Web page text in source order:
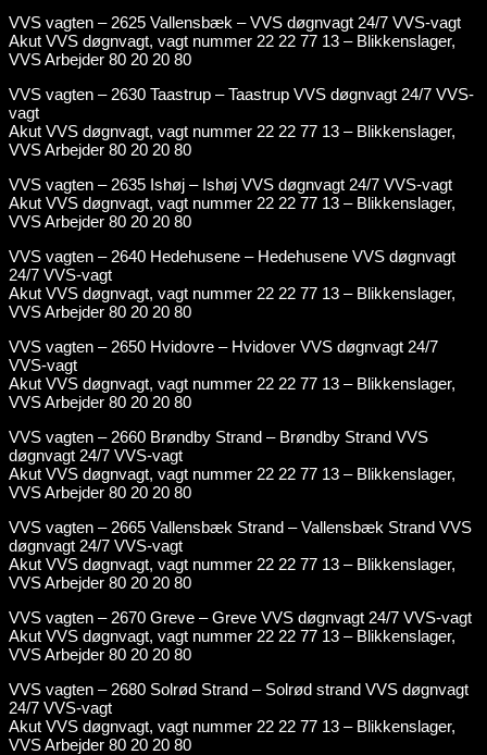
VVS vagten – 2625 Vallensbæk – VVS døgnvagt 24/7 VVS-vagt
Akut VVS døgnvagt, vagt nummer 22 22 77 13 – Blikkenslager,
VVS Arbejder 80 20 20 80
VVS vagten – 2630 Taastrup – Taastrup VVS døgnvagt 24/7 VVS-
vagt
Akut VVS døgnvagt, vagt nummer 22 22 77 13 – Blikkenslager,
VVS Arbejder 80 20 20 80
VVS vagten – 2635 Ishøj – Ishøj VVS døgnvagt 24/7 VVS-vagt
Akut VVS døgnvagt, vagt nummer 22 22 77 13 – Blikkenslager,
VVS Arbejder 80 20 20 80
VVS vagten – 2640 Hedehusene – Hedehusene VVS døgnvagt
24/7 VVS-vagt
Akut VVS døgnvagt, vagt nummer 22 22 77 13 – Blikkenslager,
VVS Arbejder 80 20 20 80
VVS vagten – 2650 Hvidovre – Hvidover VVS døgnvagt 24/7
VVS-vagt
Akut VVS døgnvagt, vagt nummer 22 22 77 13 – Blikkenslager,
VVS Arbejder 80 20 20 80
VVS vagten – 2660 Brøndby Strand – Brøndby Strand VVS
døgnvagt 24/7 VVS-vagt
Akut VVS døgnvagt, vagt nummer 22 22 77 13 – Blikkenslager,
VVS Arbejder 80 20 20 80
VVS vagten – 2665 Vallensbæk Strand – Vallensbæk Strand VVS
døgnvagt 24/7 VVS-vagt
Akut VVS døgnvagt, vagt nummer 22 22 77 13 – Blikkenslager,
VVS Arbejder 80 20 20 80
VVS vagten – 2670 Greve – Greve VVS døgnvagt 24/7 VVS-vagt
Akut VVS døgnvagt, vagt nummer 22 22 77 13 – Blikkenslager,
VVS Arbejder 80 20 20 80
VVS vagten – 2680 Solrød Strand – Solrød strand VVS døgnvagt
24/7 VVS-vagt
Akut VVS døgnvagt, vagt nummer 22 22 77 13 – Blikkenslager,
VVS Arbejder 80 20 20 80